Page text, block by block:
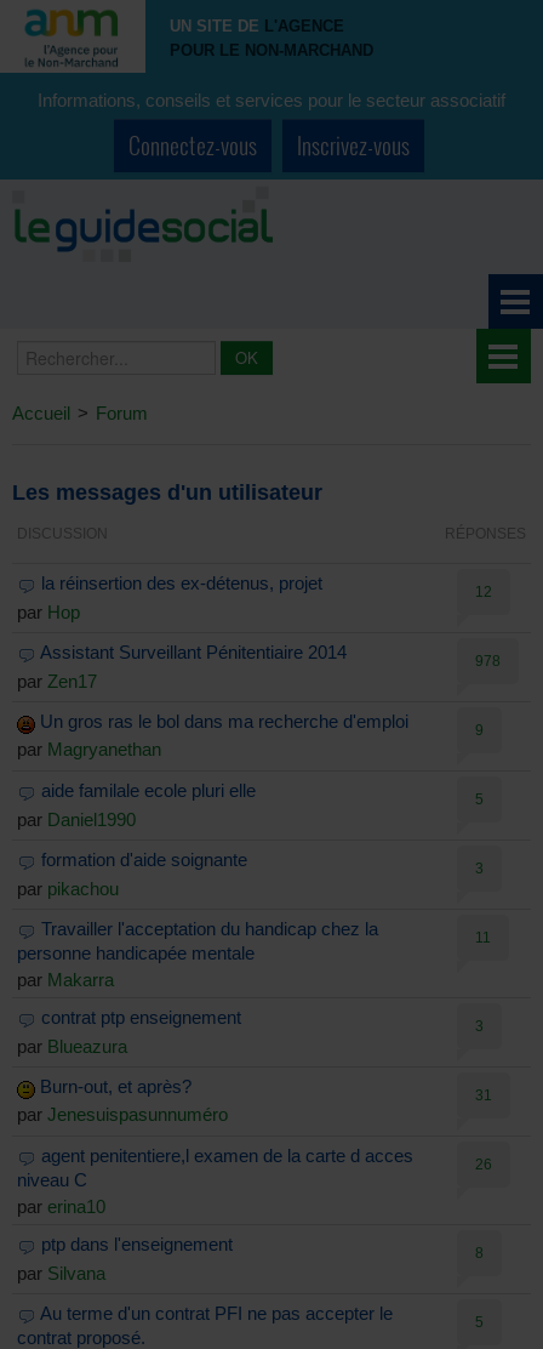
UN SITE DE L'AGENCE
POUR LE NON-MARCHAND
Informations, conseils et services pour le secteur associatif
Connectez-vous Inscrivez-vous
Accueil > Forum
Les messages d'un utilisateur
DISCUSSION RÉPONSES
la réinsertion des ex-détenus, projet
par Hop
12
Assistant Surveillant Pénitentiaire 2014
par Zen17
978
Un gros ras le bol dans ma recherche d'emploi
par Magryanethan
9
aide familale ecole pluri elle
par Daniel1990
5
formation d'aide soignante
par pikachou
3
Travailler l'acceptation du handicap chez la
personne handicapée mentale
par Makarra
11
contrat ptp enseignement
par Blueazura
3
Burn-out, et après?
par Jenesuispasunnuméro
31
agent penitentiere,l examen de la carte d acces
niveau C
par erina10
26
ptp dans l'enseignement
par Silvana
8
Au terme d'un contrat PFI ne pas accepter le
contrat proposé.
5